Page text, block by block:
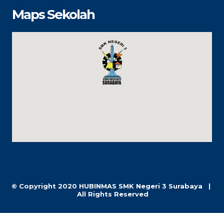
Maps Sekolah
© Copyright 2020 HUBINMAS SMK Negeri 3 Surabaya |
All Rights Reserved